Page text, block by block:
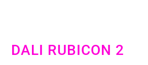
DALI RUBICON 2